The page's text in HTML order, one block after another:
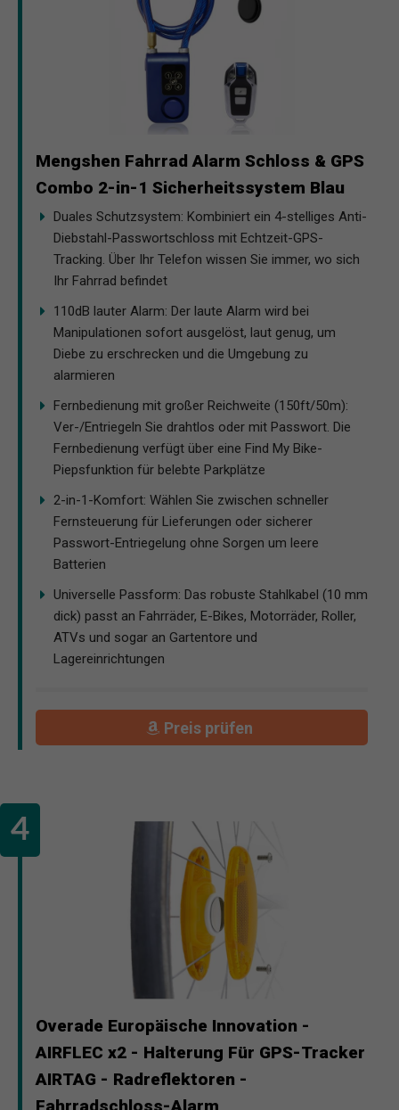
Mengshen Fahrrad Alarm Schloss & GPS
Combo 2-in-1 Sicherheitssystem Blau
Duales Schutzsystem: Kombiniert ein 4-stelliges Anti-
Diebstahl-Passwortschloss mit Echtzeit-GPS-
Tracking. Über Ihr Telefon wissen Sie immer, wo sich
Ihr Fahrrad befindet
110dB lauter Alarm: Der laute Alarm wird bei
Manipulationen sofort ausgelöst, laut genug, um
Diebe zu erschrecken und die Umgebung zu
alarmieren
Fernbedienung mit großer Reichweite (150ft/50m):
Ver-/Entriegeln Sie drahtlos oder mit Passwort. Die
Fernbedienung verfügt über eine Find My Bike-
Piepsfunktion für belebte Parkplätze
2-in-1-Komfort: Wählen Sie zwischen schneller
Fernsteuerung für Lieferungen oder sicherer
Passwort-Entriegelung ohne Sorgen um leere
Batterien
Universelle Passform: Das robuste Stahlkabel (10 mm
dick) passt an Fahrräder, E-Bikes, Motorräder, Roller,
ATVs und sogar an Gartentore und
Lagereinrichtungen
Preis prüfen
Overade Europäische Innovation -
AIRFLEC x2 - Halterung Für GPS-Tracker
AIRTAG - Radreflektoren -